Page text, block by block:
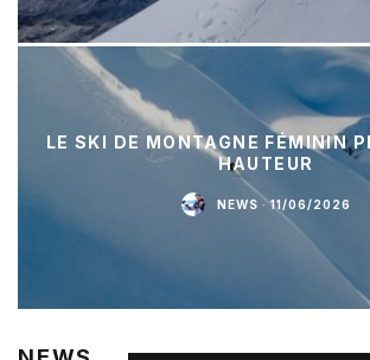
LE SKI DE MONTAGNE FÉMININ
HAUTEUR
NEWS · 11/06/2026